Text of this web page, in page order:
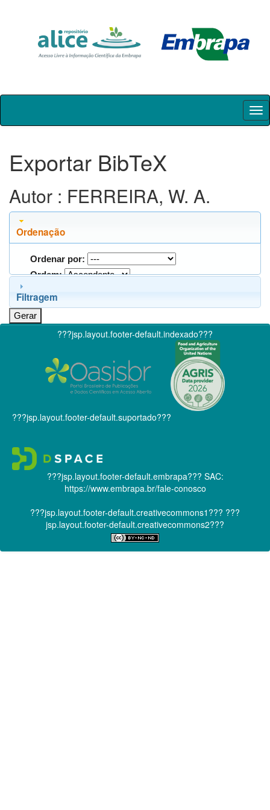
Skip
Exportar BibTeX
Autor : FERREIRA, W. A.
Ordenação
Ordenar por:
Ordem:
Filtragem
???jsp.layout.footer-default.indexado???
???jsp.layout.footer-default.suportado???
???jsp.layout.footer-default.embrapa??? SAC:
https://www.embrapa.br/fale-conosco
???jsp.layout.footer-default.creativecommons1??? ???
jsp.layout.footer-default.creativecommons2???